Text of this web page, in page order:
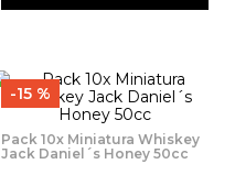
15 %
Pack 10x Miniatura Whiskey
Jack Daniel´s Honey 50cc